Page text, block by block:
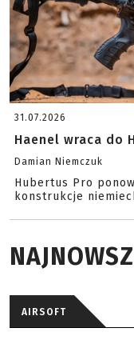
31.07.2026
Haenel wraca do
Damian Niemczuk
Hubertus Pro
konstrukcje
AIRSOFT